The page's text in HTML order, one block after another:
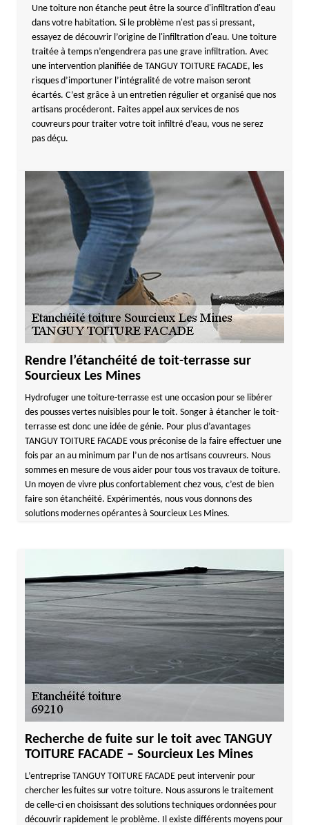
Une toiture non étanche peut être la source d'infiltration d'eau
dans votre habitation. Si le problème n'est pas si pressant,
essayez de découvrir l’origine de l'infiltration d'eau. Une toiture
traitée à temps n’engendrera pas une grave infiltration. Avec
une intervention planifiée de TANGUY TOITURE FACADE, les
risques d’importuner l’intégralité de votre maison seront
écartés. C’est grâce à un entretien régulier et organisé que nos
artisans procéderont. Faites appel aux services de nos
couvreurs pour traiter votre toit infiltré d’eau, vous ne serez
pas déçu.
Rendre l’étanchéité de toit-terrasse sur
Sourcieux Les Mines
Hydrofuger une toiture-terrasse est une occasion pour se libérer
des pousses vertes nuisibles pour le toit. Songer à étancher le toit-
terrasse est donc une idée de génie. Pour plus d’avantages
TANGUY TOITURE FACADE vous préconise de la faire effectuer une
fois par an au minimum par l’un de nos artisans couvreurs. Nous
sommes en mesure de vous aider pour tous vos travaux de toiture.
Un moyen de vivre plus confortablement chez vous, c’est de bien
faire son étanchéité. Expérimentés, nous vous donnons des
solutions modernes opérantes à Sourcieux Les Mines.
Recherche de fuite sur le toit avec TANGUY
TOITURE FACADE – Sourcieux Les Mines
L’entreprise TANGUY TOITURE FACADE peut intervenir pour
chercher les fuites sur votre toiture. Nous assurons le traitement
de celle-ci en choisissant des solutions techniques ordonnées pour
découvrir rapidement le problème. Il existe différents moyens pour